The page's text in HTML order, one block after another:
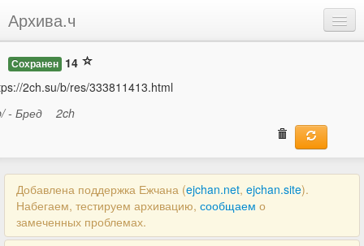
Архива.ч
Добавить
Войти
Сохранен 14
2ch.su/b/res/333811413.html
- Бред
2ch
Добавлена поддержка Ежчана (ejchan.net, ejchan.site).
Набегаем, тестируем архивацию, сообщаем о
замеченных проблемах.